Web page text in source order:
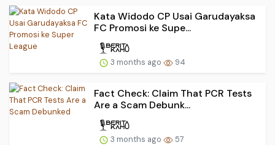
Kata Widodo CP Usai Garudayaksa
FC Promosi ke Supe...
3 months ago 94
Fact Check: Claim That PCR Tests
Are a Scam Debunk...
3 months ago 57